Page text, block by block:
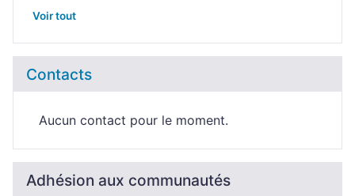
Voir tout
Contacts
Aucun contact pour le moment.
Adhésion aux communautés